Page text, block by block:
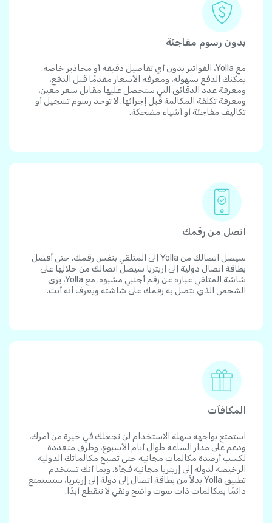
بدون رسوم مفاجئة
مع Yolla، الفواتير بدون أي تفاصيل دقيقة أو محاذير خاصة.
يمكنك الدفع بسهولة، ومعرفة الأسعار مقدمًا قبل الدفع،
ومعرفة عدد الدقائق التي ستحصل عليها مقابل سعر معين،
ومعرفة تكلفة المكالمة قبل إجرائها. لا توجد رسوم تسجيل أو
تكاليف مفاجئة أو أشياء مضحكة.
اتصل من رقمك
سيصل اتصالك من Yolla إلى المتلقي بنفس رقمك. حتى أفضل
بطاقة اتصال دولية إلى إريتريا سيصل اتصالك من خلالها على
شاشة المتلقي عبارة عن رقم أجنبي مشبوه. مع Yolla، يرى
الشخص الذي تتصل به رقمك على شاشته ويعرف أنه أنت.
المكافآت
استمتع بواجهة سهلة الاستخدام لن تجعلك في حيرة من أمرك،
ودعم على مدار الساعة طوال أيام الأسبوع، وطرق متعددة
لكسب أرصدة مكالمات مجانية حتى تصبح مكالماتك الدولية
الرخيصة لدولة إلى إريتريا مجانية فجأة. وبما أنك تستخدم
تطبيق Yolla بدلاً من بطاقة اتصال إلى دولة إلى إريتريا، ستستمتع
دائمًا بمكالمات ذات صوت واضح ونقي لا تنقطع أبدًا.